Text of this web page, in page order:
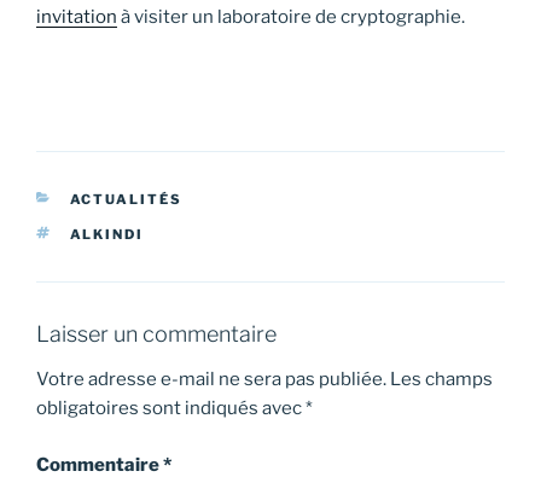
invitation à visiter un laboratoire de cryptographie.
CATÉGORIES
ACTUALITÉS
ÉTIQUETTES
ALKINDI
Laisser un commentaire
Votre adresse e-mail ne sera pas publiée. Les champs
obligatoires sont indiqués avec*
Commentaire*